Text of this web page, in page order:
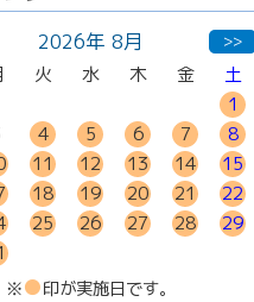
2026年 8月 >>
火 水 木 金
土
1
4 5 6 7
8
11 12 13 14
15
18 19 20 21
22
25 26 27 28
29
※●印が実施日です。